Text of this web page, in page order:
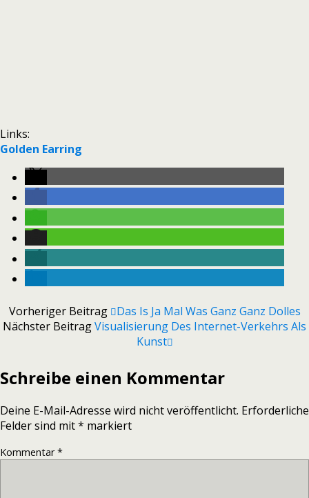
Links:
Golden Earring
Vorheriger Beitrag
Das Is Ja Mal Was Ganz Ganz Dolles
Nächster BeitragVisualisierung Des Internet-Verkehrs Als
Kunst
Schreibe einen Kommentar
Deine E-Mail-Adresse wird nicht veröffentlicht. Erforderliche
Felder sind mit* markiert
Kommentar*